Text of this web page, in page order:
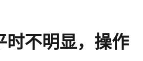
时不明显，操作